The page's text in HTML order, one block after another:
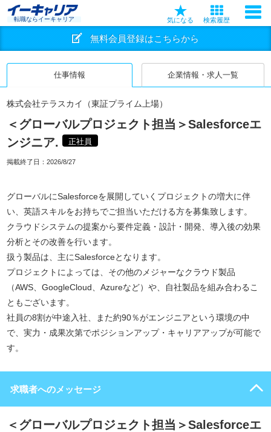
転職ならイーキャリア 気になる 検索履歴
無料会員登録はこちらから
仕事情報 企業情報・求人一覧
株式会社テラスカイ（東証プライム上場）
＜グローバルプロジェクト担当＞Salesforceエ
ンジニア.
正社員
掲載終了日： 2026/8/27
グローバルにSalesforceを展開していくプロジェクトの増大に伴
い、英語スキルをお持ちでご担当いただける方を募集致します。
クラウドシステムの提案から要件定義・設計・開発、導入後の効果
分析とその改善を行います。
扱う製品は、主にSalesforceとなります。
プロジェクトによっては、その他のメジャーなクラウド製品
（AWS、GoogleCloud、Azureなど）や、自社製品を組み合わるこ
ともございます。
社員の8割が中途入社、また約90％がエンジニアという環境の中
で、実力・成果次第でポジションアップ・キャリアアップが可能で
す。
求職者へのメッセージ
＜グローバルプロジェクト担当＞Salesforceエ